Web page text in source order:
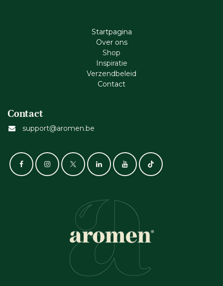
Startpagina
Ove​r​ ons
Shop
Inspiratie
Verzendbeleid
Cont​act
Contact
support@aromen.be